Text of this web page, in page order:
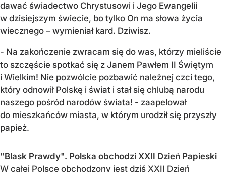
dawać świadectwo Chrystusowi i Jego Ewangelii
w dzisiejszym świecie, bo tylko On ma słowa życia
wiecznego – wymieniał kard. Dziwisz.
- Na zakończenie zwracam się do was, którzy mieliście
to szczęście spotkać się z Janem Pawłem II Świętym
i Wielkim! Nie pozwólcie pozbawić należnej czci tego,
który odnowił Polskę i świat i stał się chlubą narodu
naszego pośród narodów świata! - zaapelował
do mieszkańców miasta, w którym urodził się przyszły
papież.
"Blask Prawdy". Polska obchodzi XXII Dzień Papieski
W całej Polsce obchodzony jest dziś XXII Dzień